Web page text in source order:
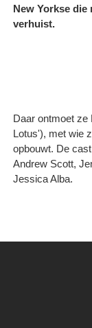
New Yorkse die
verhuist.
Daar ontmoet ze
Lotus'), met wie
opbouwt. De
Andrew Scott,
Jessica Alba.